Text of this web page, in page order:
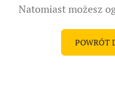
Natomiast możesz
POWRÓT